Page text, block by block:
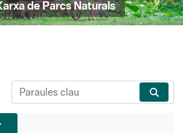
de Parcs Naturals